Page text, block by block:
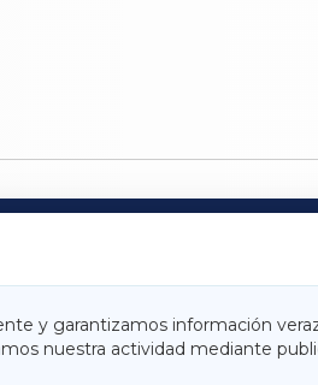
y garantizamos información
nuestra actividad mediante
TERRACHAXA
ACORUÑAXA